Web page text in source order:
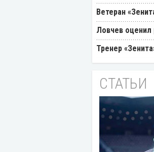
Ветеран
Ловчев оценил
Тренер
СТАТЬИ